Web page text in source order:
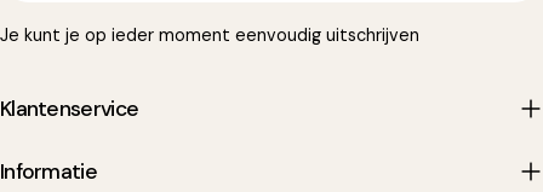
Je kunt je op ieder moment eenvoudig uitschrijven
Klantenservice
Informatie